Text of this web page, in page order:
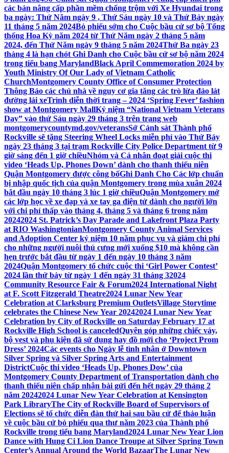
các bản nâng cấp phần mềm chống trộm với Xe Hyundai trong
ba ngày: Thứ Năm ngày 9 , Thứ Sáu ngày 10 và Thứ Bảy ngày
11 tháng 5 năm 2024Bỏ phiếu sớm cho Cuộc bầu cử sơ bộ Tổng
thống Hoa Kỳ năm 2024 từ Thứ Năm ngày 2 tháng 5 năm
2024, đến Thứ Năm ngày 9 tháng 5 năm 2024Thứ Ba ngày 23
tháng 4 là hạn chót Ghi Danh cho Cuộc bầu cử sơ bộ năm 2024
trong tiểu bang MarylandBlack April Commemoration 2024 by
Youth Ministry Of Our Lady of Vietnam Catholic
ChurchMontgomery County Office of Consumer Protection
Thông Báo các chủ nhà về nguy cơ gia tăng các trò lừa đảo lát
đường lái xeTrình diễn thời trang – 2024 ‘Spring Fever’ fashion
show at Montgomery MallKỷ niệm “National Vietnam Veterans
Day” vào thứ Sáu ngày 29 tháng 3 trên trang web
montgomerycountymd.gov/veteransSở Cảnh sát Thành phố
Rockville sẽ tặng Steering Wheel Locks miễn phí vào Thứ Bảy
ngày 23 tháng 3 tại trạm Rockville City Police Department từ 9
giờ sáng đến 1 giờ chiềuNhóm và Cá nhân đoạt giải cuộc thi
video ‘Heads Up, Phones Down’ dành cho thanh thiếu niên
Quận Montgomery được công bốGhi Danh Cho Các lớp chuẩn
bị nhập quốc tịch của quận Montgomery trong mùa xuân 2024
bắt đầu ngày 10 tháng 3 lúc 1 giờ chiềuQuận Montgomery mở
các lớp học về xe đạp và xe tay ga điện tử dành cho người lớn
với chi phí thấp vào tháng 4, tháng 5 và tháng 6 trong năm
20242024 St. Patrick’s Day Parade and Lakefront Plaza Party
at RIO WashingtonianMontgomery County Animal Services
and Adoption Center kỷ niệm 10 năm phục vụ và giảm chi phí
cho những người nuôi thú cưng mới xuống $10 mà không cần
hẹn trước bắt đầu từ ngày 1 đến ngày 10 tháng 3 năm
2024Quận Montgomery tổ chức cuộc thi ‘Girl Power Contest’
2024 lần thứ bảy từ ngày 1 đến ngày 31 tháng 32024
Community Resource Fair & Forum2024 International Night
at F. Scott Fitzgerald Theatre2024 Lunar New Year
Celebration at Clarksburg Premium OutletsVillage Storytime
celebrates the Chinese New Year 20242024 Lunar New Year
Celebration by City of Rockville on Saturday February 17 at
Rockville High School is canceledQuyên góp những chiếc váy,
bộ vest và phụ kiện đã sử dụng hay đồ mới cho ‘Project Prom
Dress’ 2024Các events cho Ngày lễ tình nhân ở Downtown
Silver Spring và Silver Spring Arts and Entertainment
DistrictCuộc thi video ‘Heads Up, Phones Dow’ của
Montgomery County Department of Transportation dành cho
thanh thiếu niên chấp nhận bài gửi đến hết ngày 29 tháng 2
năm 20242024 Lunar New Year Celebration at Kensington
Park LibraryThe City of Rockville Board of Supervisors of
Elections sẽ tổ chức diễn đàn thứ hai sau bầu cử để thảo luận
về cuộc bầu cử bỏ phiếu qua thư năm 2023 của Thành phố
Rockville trong tiểu bang Maryland2024 Lunar New Year Lion
Dance with Hung Ci Lion Dance Troupe at Silver Spring Town
Center’s Annual Around the World BazaarThe Lunar New